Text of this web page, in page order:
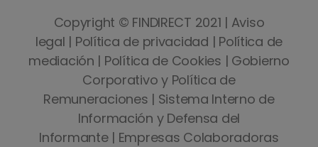
Copyright © FINDIRECT 2021 | Aviso
legal | Política de privacidad | Política de
mediación | Política de Cookies | Gobierno
Corporativo y Política de
Remuneraciones | Sistema Interno de
Información y Defensa del
Informante| Empresas Colaboradoras